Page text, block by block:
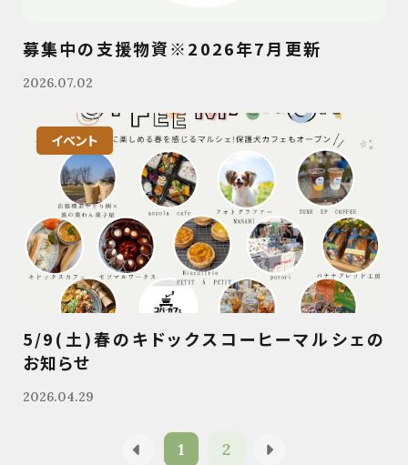
募集中の支援物資※2026年7月更新
2026.07.02
イベント
5/9(土)春のキドックスコーヒーマルシェの
お知らせ
2026.04.29
1 2